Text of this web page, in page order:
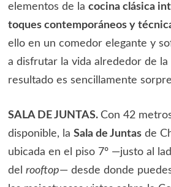
elementos de la cocina clásica
toques contemporáneos y
ello en un comedor elegante y
a disfrutar la vida alrededor de la
resultado es sencillamente
SALA DE JUNTAS. Con 42
disponible, la Sala de Juntasde
ubicada en el piso 7º —justo al
del rooftop— desde donde